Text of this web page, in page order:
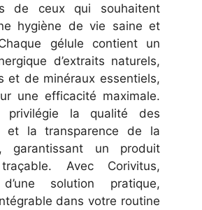
de ceux qui souhaitent
hygiène de vie saine et
gélule contient un
d’extraits naturels,
et de minéraux essentiels,
une efficacité maximale.
privilégie la qualité des
et la transparence de la
garantissant un produit
Avec Corivitus,
solution pratique,
dans votre routine